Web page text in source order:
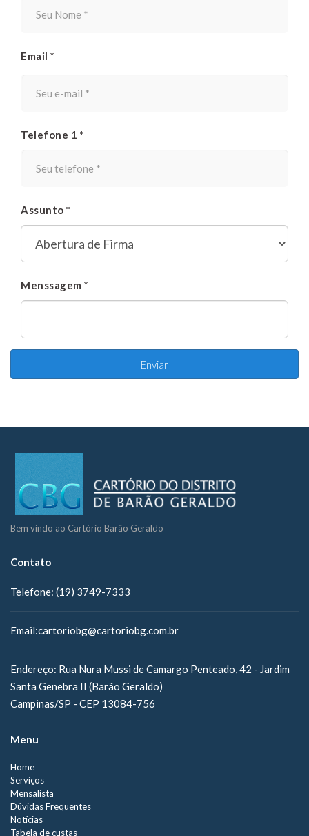
Email *
Telefone 1 *
Assunto *
Menssagem *
Bem vindo ao Cartório Barão Geraldo
Contato
Telefone: (19) 3749-7333
Email:cartoriobg@cartoriobg.com.br
Endereço: Rua Nura Mussi de Camargo Penteado, 42 - Jardim
Santa Genebra II (Barão Geraldo)
Campinas/SP - CEP 13084-756
Menu
Home
Serviços
Mensalista
Dúvidas Frequentes
Notícias
Tabela de custas